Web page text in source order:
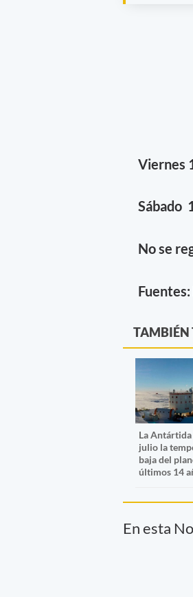
Viernes
Sábado
No se
TAMBIÉN
La
julio la
baja del
últimos 14
En esta